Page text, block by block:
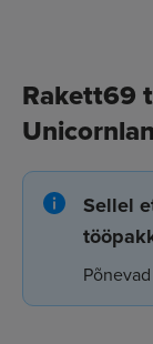
Rakett69
Sellel